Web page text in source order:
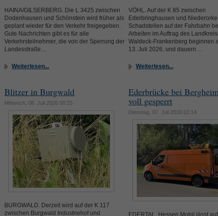
HAINA/GILSERBERG. Die L 3425 zwischen
Dodenhausen und Schönstein wird früher als
geplant wieder für den Verkehr freigegeben.
Gute Nachrichten gibt es für alle
Verkehrsteilnehmer, die von der Sperrung der
Landesstraße…
Weiterlesen...
VÖHL. Auf der K 85 zwischen
Ederbringhausen und
Schadstellen auf der Fahrbahn
Arbeiten im Auftrag des
Waldeck-Frankenberg beginnen
13. Juli 2026, und dauern…
Weiterlesen...
Blitzer in Burgwald
Mittwoch, 08. Juli 2026 08:33
BURGWALD. Derzeit wird auf der K 117
zwischen Burgwald Industriehof und
Ederbrücke bei
voll gesperrt
Dienstag, 07. Juli 2026 03:14
EDERTAL. Hessen Mobil lässt